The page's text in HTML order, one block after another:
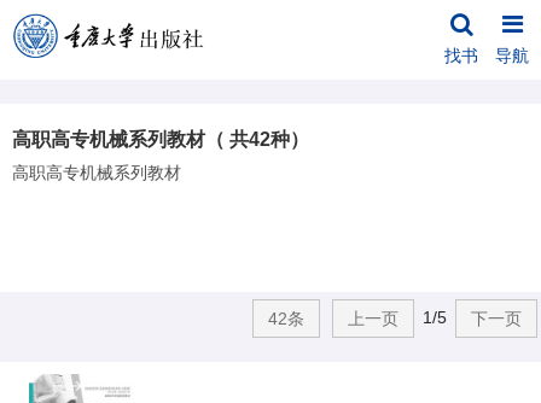
找书 导航
高职高专机械系列教材（ 共42种）
高职高专机械系列教材
42条 上一页 1/5 下一页